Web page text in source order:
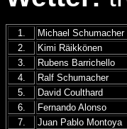
1. Michael Schumacher
2.
Kimi Räikkönen
3.
Rubens Barrichello
4.
Ralf Schumacher
5.
David Coulthard
6.
Fernando Alonso
7.
Juan Pablo Montoya